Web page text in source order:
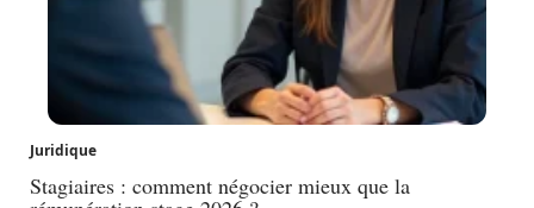
Juridique
Stagiaires : comment négocier mieux que la